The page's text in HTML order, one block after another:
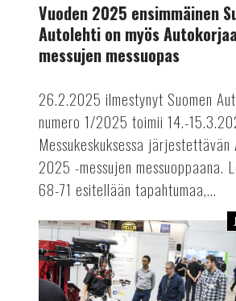
messuopas
Vuoden 2025 ensimmäinen
Autolehti on myös
messujen messuopas
26.2.2025 ilmestynyt Suomen
numero 1/2025 toimii 14.-
Messukeskuksessa
2025 -messujen messuoppaana.
68-71 esitellään tapahtumaa,...
Älykkäitä
ratkaisuja
Autokorjaamomessuilta